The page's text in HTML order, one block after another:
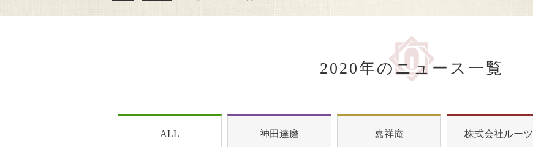
2020年のニュース一覧
ALL 神田達磨 嘉祥庵 株式会社ルーツ